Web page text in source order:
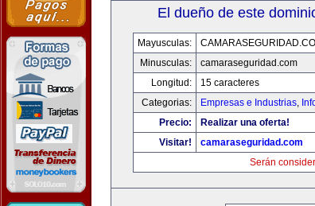
El dueño de este
Mayusculas:
Minusculas:
camaraseguridad.com
Longitud:
15 caracteres
Categorias:
Empresas e Industrias,
Precio:
Realizar una oferta!
Visitar!
camaraseguridad.com
Serán